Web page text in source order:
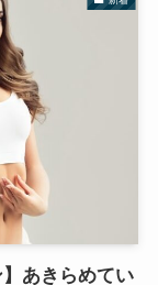
あきらめてい